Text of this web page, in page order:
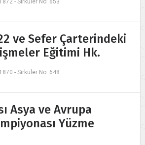
- Sirküler No: 653
ve Sefer Çarterindeki
Eğitimi Hk.
- Sirküler No: 648
Asya ve Avrupa
Yüzme